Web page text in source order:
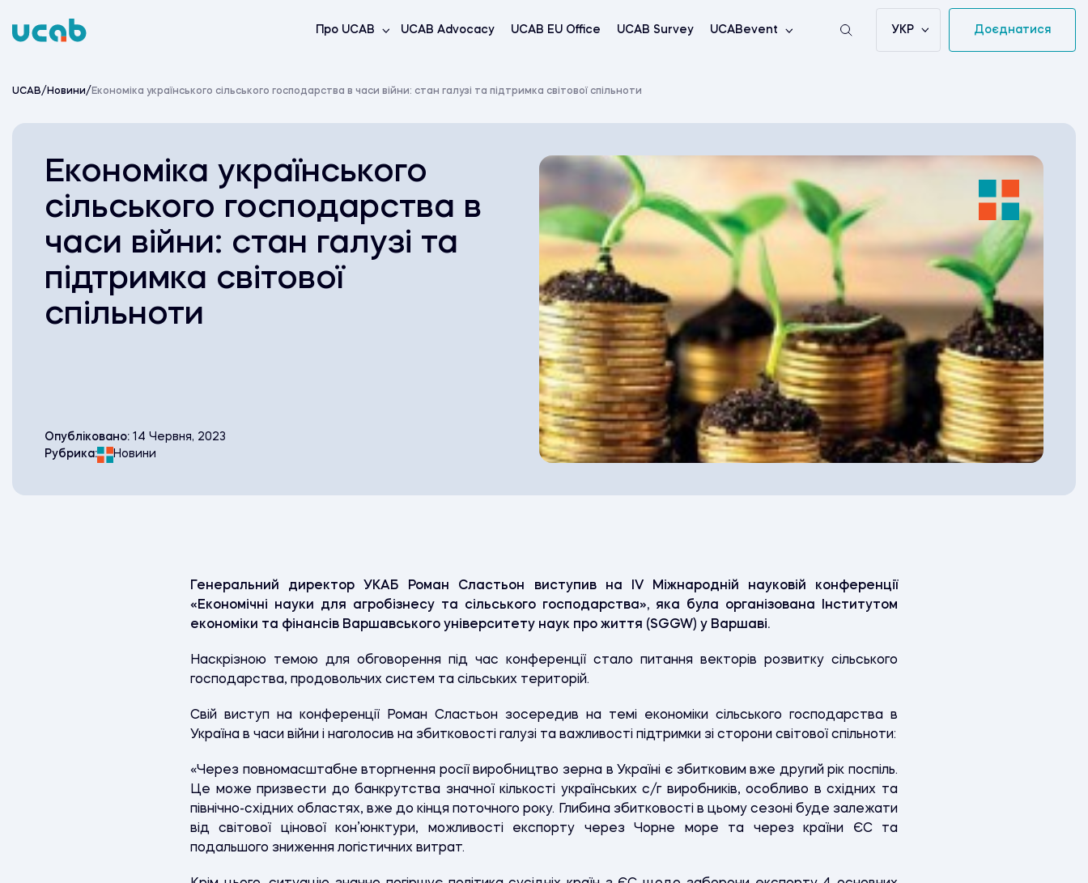
to
Про UCAB UCAB Advocacy UCAB EU Office UCAB Survey UCABevent УКР Доєднатися
UCAB/ Новини/ Економіка українського сільського господарства в часи війни: стан галузі та підтримка світової спільноти
Економіка українського
сільського господарства в
часи війни: стан галузі та
підтримка світової
спільноти
Опубліковано: 14 Червня, 2023
Рубрика:
Новини
Генеральний директор УКАБ Роман Сластьон виступив на IV Міжнародній науковій конференції
«Економічні науки для агробізнесу та сільського господарства», яка була організована Інститутом
економіки та фінансів Варшавського університету наук про життя (SGGW) у Варшаві.
Наскрізною темою для обговорення під час конференції стало питання векторів розвитку сільського
господарства, продовольчих систем та сільських територій.
Свій виступ на конференції Роман Сластьон зосередив на темі економіки сільського господарства в
Україна в часи війни і наголосив на збитковості галузі та важливості підтримки зі сторони світової спільноти:
«Через повномасштабне вторгнення росії виробництво зерна в Україні є збитковим вже другий рік поспіль.
Це може призвести до банкрутства значної кількості українських с/г виробників, особливо в східних та
північно-східних областях, вже до кінця поточного року. Глибина збитковості в цьому сезоні буде залежати
від світової цінової кон’юнктури, можливості експорту через Чорне море та через країни ЄС та
подальшого зниження логістичних витрат.